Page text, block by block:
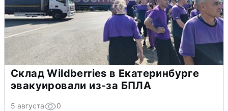
Склад Wildberries в Екатеринбурге
эвакуировали из-за БПЛА
5 августа 0